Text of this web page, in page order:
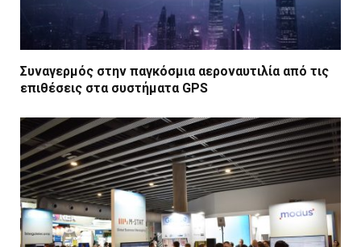
Συναγερμός στην παγκόσμια αεροναυτιλία από τις
επιθέσεις στα συστήματα GPS